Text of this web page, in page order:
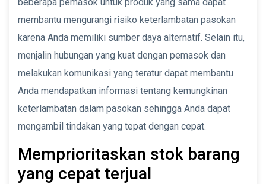
membantu mengurangi risiko keterlambatan pasokan
karena Anda memiliki sumber daya alternatif. Selain itu,
menjalin hubungan yang kuat dengan pemasok dan
melakukan komunikasi yang teratur dapat membantu
Anda mendapatkan informasi tentang kemungkinan
keterlambatan dalam pasokan sehingga Anda dapat
mengambil tindakan yang tepat dengan cepat.
Memprioritaskan stok barang
yang cepat terjual